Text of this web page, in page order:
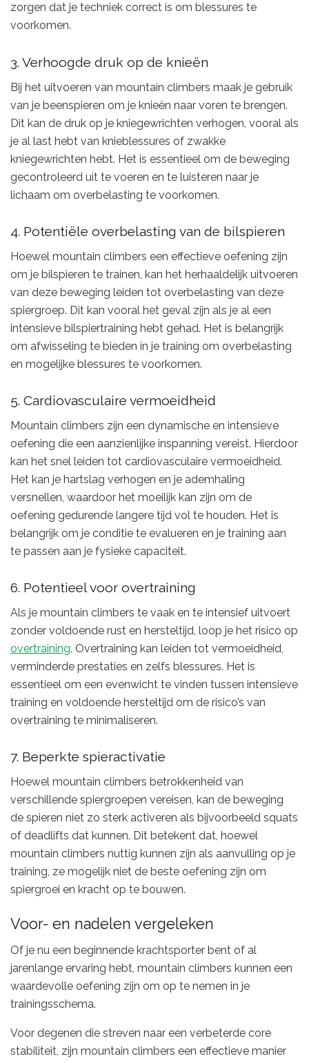
zorgen dat je techniek correct is om blessures te
voorkomen.
3. Verhoogde druk op de knieën
Bij het uitvoeren van mountain climbers maak je gebruik
van je beenspieren om je knieën naar voren te brengen.
Dit kan de druk op je kniegewrichten verhogen, vooral als
je al last hebt van knieblessures of zwakke
kniegewrichten hebt. Het is essentieel om de beweging
gecontroleerd uit te voeren en te luisteren naar je
lichaam om overbelasting te voorkomen.
4. Potentiële overbelasting van de bilspieren
Hoewel mountain climbers een effectieve oefening zijn
om je bilspieren te trainen, kan het herhaaldelijk uitvoeren
van deze beweging leiden tot overbelasting van deze
spiergroep. Dit kan vooral het geval zijn als je al een
intensieve bilspiertraining hebt gehad. Het is belangrijk
om afwisseling te bieden in je training om overbelasting
en mogelijke blessures te voorkomen.
5. Cardiovasculaire vermoeidheid
Mountain climbers zijn een dynamische en intensieve
oefening die een aanzienlijke inspanning vereist. Hierdoor
kan het snel leiden tot cardiovasculaire vermoeidheid.
Het kan je hartslag verhogen en je ademhaling
versnellen, waardoor het moeilijk kan zijn om de
oefening gedurende langere tijd vol te houden. Het is
belangrijk om je conditie te evalueren en je training aan
te passen aan je fysieke capaciteit.
6. Potentieel voor overtraining
Als je mountain climbers te vaak en te intensief uitvoert
zonder voldoende rust en hersteltijd, loop je het risico op
overtraining. Overtraining kan leiden tot vermoeidheid,
verminderde prestaties en zelfs blessures. Het is
essentieel om een evenwicht te vinden tussen intensieve
training en voldoende hersteltijd om de risico’s van
overtraining te minimaliseren.
7. Beperkte spieractivatie
Hoewel mountain climbers betrokkenheid van
verschillende spiergroepen vereisen, kan de beweging
de spieren niet zo sterk activeren als bijvoorbeeld squats
of deadlifts dat kunnen. Dit betekent dat, hoewel
mountain climbers nuttig kunnen zijn als aanvulling op je
training, ze mogelijk niet de beste oefening zijn om
spiergroei en kracht op te bouwen.
Voor- en nadelen vergeleken
Of je nu een beginnende krachtsporter bent of al
jarenlange ervaring hebt, mountain climbers kunnen een
waardevolle oefening zijn om op te nemen in je
trainingsschema.
Voor degenen die streven naar een verbeterde core
stabiliteit, zijn mountain climbers een effectieve manier